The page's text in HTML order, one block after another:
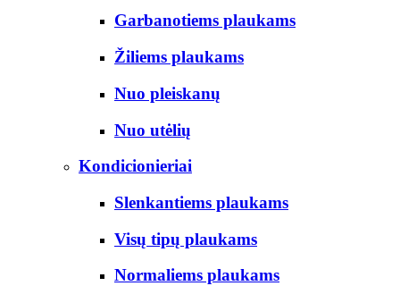
Garbanotiems plaukams
Žiliems plaukams
Nuo pleiskanų
Nuo utėlių
Kondicionieriai
Slenkantiems plaukams
Visų tipų plaukams
Normaliems plaukams